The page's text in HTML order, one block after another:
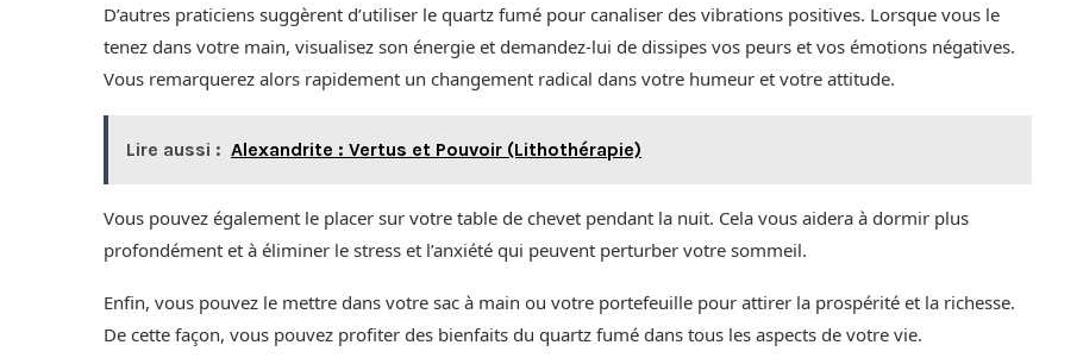
D’autres praticiens suggèrent d’utiliser le quartz fumé pour canaliser des vibrations positives. Lorsque vous le
tenez dans votre main, visualisez son énergie et demandez-lui de dissipes vos peurs et vos émotions négatives.
Vous remarquerez alors rapidement un changement radical dans votre humeur et votre attitude.
Lire aussi : Alexandrite : Vertus et Pouvoir (Lithothérapie)
Vous pouvez également le placer sur votre table de chevet pendant la nuit. Cela vous aidera à dormir plus
profondément et à éliminer le stress et l’anxiété qui peuvent perturber votre sommeil.
Enfin, vous pouvez le mettre dans votre sac à main ou votre portefeuille pour attirer la prospérité et la richesse.
De cette façon, vous pouvez profiter des bienfaits du quartz fumé dans tous les aspects de votre vie.